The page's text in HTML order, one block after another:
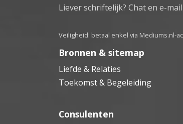
Liever schriftelijk? Chat en e-
Veiligheid: betaal enkel via Mediums.nl-
Bronnen & sitemap
Liefde & Relaties
Toekomst & Begeleiding
Consulenten